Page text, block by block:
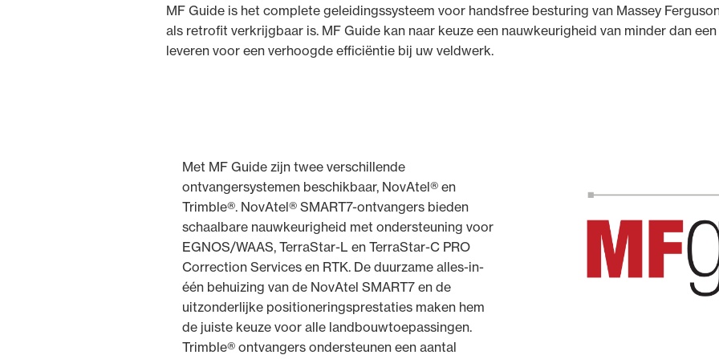
MF Guide is het complete geleidingssysteem voor handsfree besturing van Massey
als retrofit verkrijgbaar is. MF Guide kan naar keuze een nauwkeurigheid van minder dan
leveren voor een verhoogde efficiëntie bij uw veldwerk.
Met MF Guide zijn twee verschillende
ontvangersystemen beschikbaar, NovAtel® en
Trimble®. NovAtel® SMART7-ontvangers bieden
schaalbare nauwkeurigheid met ondersteuning voor
EGNOS/WAAS, TerraStar-L en TerraStar-C PRO
Correction Services en RTK. De duurzame alles-in-
één behuizing van de NovAtel SMART7 en de
uitzonderlijke positioneringsprestaties maken hem
de juiste keuze voor alle landbouwtoepassingen.
Trimble® ontvangers ondersteunen een aantal